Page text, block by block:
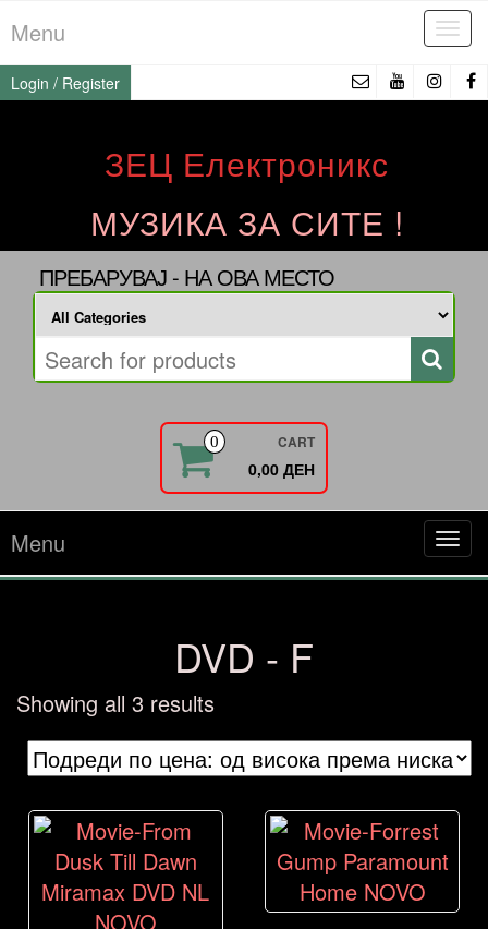
to
the
content
Menu
Login / Register
ЗЕЦ Електроникс
МУЗИКА ЗА СИТЕ !
ПРЕБАРУВАЈ - НА ОВА МЕСТО
0 CART
0,00 ДЕН
Menu
DVD - F
Showing all 3 resultsSorted
by
price:
to